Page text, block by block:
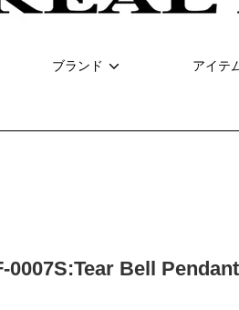
ブランド アイテ
0007S:Tear Bell